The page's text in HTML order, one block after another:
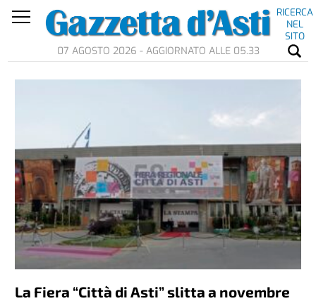
RICERCA
NEL
SITO
07 AGOSTO 2026 - AGGIORNATO ALLE 05.33
La Fiera “Città di Asti” slitta a novembre